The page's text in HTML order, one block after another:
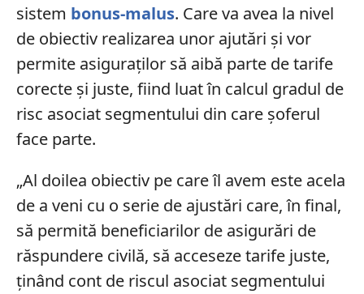
sistem bonus-malus. Care va avea la nivel
de obiectiv realizarea unor ajutări și vor
permite asiguraților să aibă parte de tarife
corecte și juste, fiind luat în calcul gradul de
risc asociat segmentului din care șoferul
face parte.
„Al doilea obiectiv pe care îl avem este acela
de a veni cu o serie de ajustări care, în final,
să permită beneficiarilor de asigurări de
răspundere civilă, să acceseze tarife juste,
ținând cont de riscul asociat segmentului